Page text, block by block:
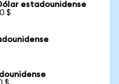
estadounidense
$